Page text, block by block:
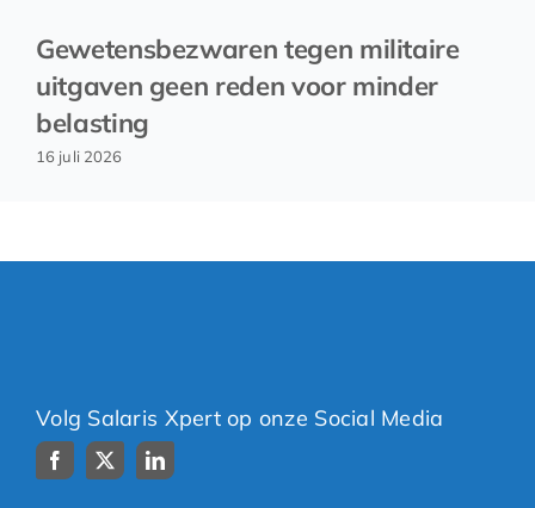
Gewetensbezwaren tegen militaire
uitgaven geen reden voor minder
belasting
16 juli 2026
Volg Salaris Xpert op onze Social Media